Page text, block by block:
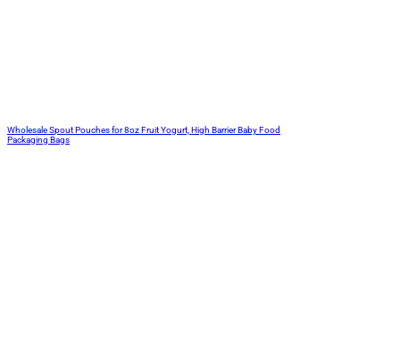
Wholesale Spout Pouches for 8oz Fruit Yogurt, High Barrier Baby Food
Packaging Bags